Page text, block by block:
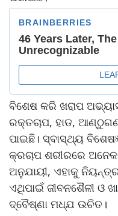
ବିଶେଷ କରି ଖରାପ
ରକ୍ତଚାପ, ହାଡ,
ପାଇଛି। ସ୍ବାସ୍ଥ୍ୟ
କ୍ରଚାପ ଶରୀରରେ
ଅନୁଯାୟୀ, ଏହାକୁ
ଏଥିପାଇଁ ଜୀବନଶୈଳୀ ଓ
ଦ୍ବୈଷ୍ଣା ମଧ୍ଯ ଉଚିତ।